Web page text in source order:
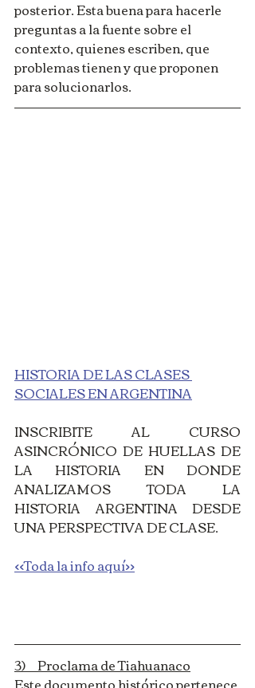
posterior. Esta buena para hacerle
preguntas a la fuente sobre el
contexto, quienes escriben, que
problemas tienen y que proponen
para solucionarlos.
HISTORIA DE LAS CLASES
SOCIALES EN ARGENTINA
INSCRIBITE AL CURSO
ASINCRÓNICO DE HUELLAS DE
LA HISTORIA EN DONDE
ANALIZAMOS TODA LA
HISTORIA ARGENTINA DESDE
UNA PERSPECTIVA DE CLASE.
<<Toda la info aquí>>
3)     Proclama de Tiahuanaco